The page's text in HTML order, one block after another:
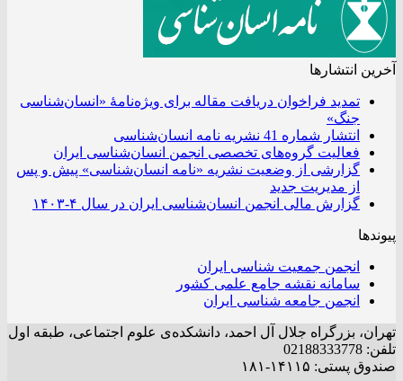
آخرین انتشار‌ها
تمدید فراخوان دریافت مقاله برای ویژه‌نامۀ «انسان‌شناسی
جنگ»
انتشار شماره 41 نشریه نامه انسان‌شناسی
فعالیت گروه‌های تخصصی انجمن انسان‌شناسی ایران
گزارشی از وضعیت نشریه «نامه انسان‌شناسی» پیش و پس
از مدیریت جدید
گزارش مالی انجمن انسان‌شناسی ایران در سال ۴-۱۴۰۳
پیوندها
انجمن جمعیت شناسی ایران
سامانه نقشه جامع علمی کشور
انجمن جامعه شناسی ایران
تهران، بزرگراه جلال آل احمد، دانشکده‌ی علوم اجتماعی، طبقه اول
تلفن: 02188333778
صندوق پستی: ۱۴۱۱۵-۱۸۱